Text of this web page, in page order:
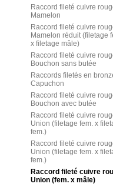
Raccord fileté cuivre
Mamelon
Raccord fileté cuivre
Mamelon réduit (filetage
x filetage mâle)
Raccord fileté cuivre
Bouchon sans butée
Raccords filetés en
Capuchon
Raccord fileté cuivre
Bouchon avec butée
Raccord fileté cuivre
Union (filetage fem. x
fem.)
Raccord fileté cuivre
Union (filetage fem. x
fem.)
Raccord fileté cuivre
Union (fem. x mâle)